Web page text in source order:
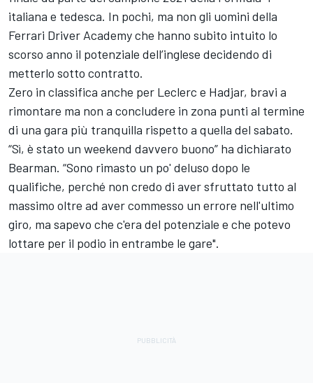
italiana e tedesca. In pochi, ma non gli uomini della
Ferrari Driver Academy che hanno subito intuito lo
scorso anno il potenziale dell’inglese decidendo di
metterlo sotto contratto.
Zero in classifica anche per Leclerc e Hadjar, bravi a
rimontare ma non a concludere in zona punti al termine
di una gara più tranquilla rispetto a quella del sabato.
“Sì, è stato un weekend davvero buono” ha dichiarato
Bearman. “Sono rimasto un po' deluso dopo le
qualifiche, perché non credo di aver sfruttato tutto al
massimo oltre ad aver commesso un errore nell'ultimo
giro, ma sapevo che c'era del potenziale e che potevo
lottare per il podio in entrambe le gare".